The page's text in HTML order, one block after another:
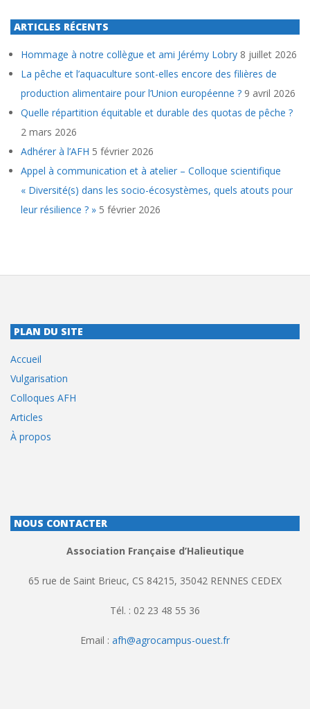
ARTICLES RÉCENTS
Hommage à notre collègue et ami Jérémy Lobry 8 juillet 2026
La pêche et l’aquaculture sont-elles encore des filières de
production alimentaire pour l’Union européenne ? 9 avril 2026
Quelle répartition équitable et durable des quotas de pêche ?
2 mars 2026
Adhérer à l’AFH 5 février 2026
Appel à communication et à atelier – Colloque scientifique
« Diversité(s) dans les socio-écosystèmes, quels atouts pour
leur résilience ? » 5 février 2026
PLAN DU SITE
Accueil
Vulgarisation
Colloques AFH
Articles
À propos
NOUS CONTACTER
Association Française d’Halieutique
65 rue de Saint Brieuc, CS 84215, 35042 RENNES CEDEX
Tél. : 02 23 48 55 36
Email : afh@agrocampus-ouest.fr